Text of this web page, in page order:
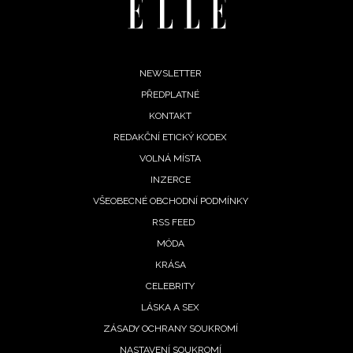
NEWSLETTER
PŘEDPLATNÉ
KONTAKT
REDAKČNÍ ETICKÝ KODEX
VOLNÁ MÍSTA
INZERCE
VŠEOBECNÉ OBCHODNÍ PODMÍNKY
RSS FEED
MÓDA
KRÁSA
CELEBRITY
LÁSKA A SEX
ZÁSADY OCHRANY SOUKROMÍ
NASTAVENÍ SOUKROMÍ